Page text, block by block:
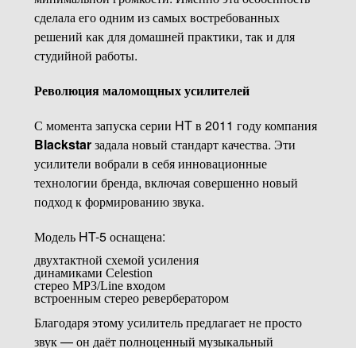
сделала его одним из самых востребованных
решений как для домашней практики, так и для
студийной работы.
Революция маломощных усилителей
С момента запуска серии HT в 2011 году компания
Blackstarзадала новый стандарт качества. Эти
усилители вобрали в себя инновационные
технологии бренда, включая совершенно новый
подход к формированию звука.
Модель HT-5 оснащена:
двухтактной схемой усиления
динамиками Celestion
стерео MP3/Line входом
встроенным стерео ревербератором
Благодаря этому усилитель предлагает не просто
звук — он даёт полноценный музыкальный